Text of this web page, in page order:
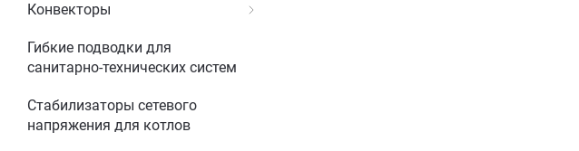
Конвекторы
Гибкие подводки для
санитарно-технических систем
Стабилизаторы сетевого
напряжения для котлов